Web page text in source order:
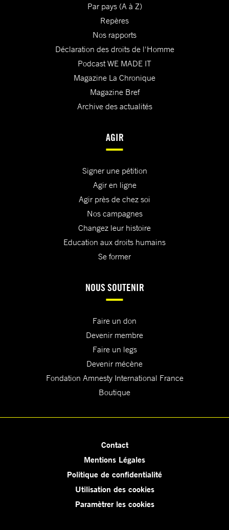
Par pays (A à Z)
Repères
Nos rapports
Déclaration des droits de l'Homme
Podcast WE MADE IT
Magazine La Chronique
Magazine Bref
Archive des actualités
AGIR
Signer une pétition
Agir en ligne
Agir près de chez soi
Nos campagnes
Changez leur histoire
Education aux droits humains
Se former
NOUS SOUTENIR
Faire un don
Devenir membre
Faire un legs
Devenir mécène
Fondation Amnesty International France
Boutique
Contact
Mentions Légales
Politique de confidentialité
Utilisation des cookies
Paramètrer les cookies